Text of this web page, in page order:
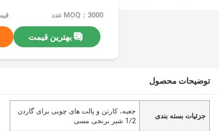
MOQ：3000 عدد
بهترین قیمت
توضیحات محصول
جزئیات بسته بندی
جعبه، کارتن و پالت های چوبی برای گاردن
1/2 شیر برنجی مسی